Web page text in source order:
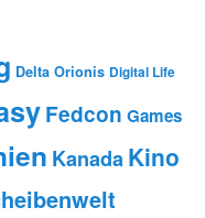
Delta Orionis Digital Life
Fedcon Games
Kanada Kino